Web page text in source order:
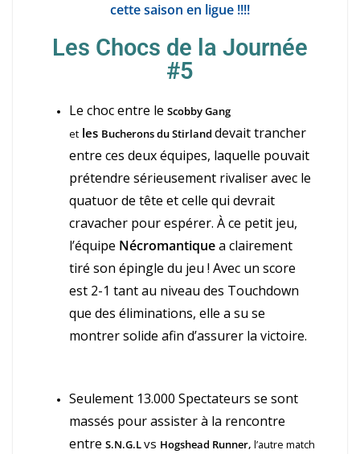
cette saison en ligue !!!!
Les Chocs de la Journée
#5
Le choc entre le Scobby Gang
et les Bucherons du Stirland devait trancher
entre ces deux équipes, laquelle pouvait
prétendre sérieusement rivaliser avec le
quatuor de tête et celle qui devrait
cravacher pour espérer. À ce petit jeu,
l’équipe Nécromantiquea clairement
tiré son épingle du jeu ! Avec un score
est 2-1 tant au niveau des Touchdown
que des éliminations, elle a su se
montrer solide afin d’assurer la victoire.
Seulement 13.000 Spectateurs se sont
massés pour assister à la rencontre
entre S.N.G.Lvs Hogshead Runner, l’autre match